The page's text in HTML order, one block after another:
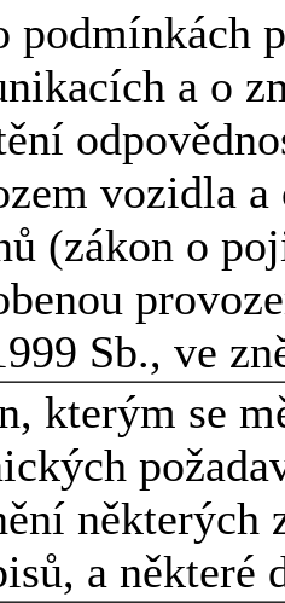
podmínkách
a o
vozidla
(zákon o
Sb., ve
kterým se
některých
a některé